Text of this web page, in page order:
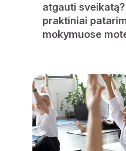
atgauti
praktiniai
mokymuose